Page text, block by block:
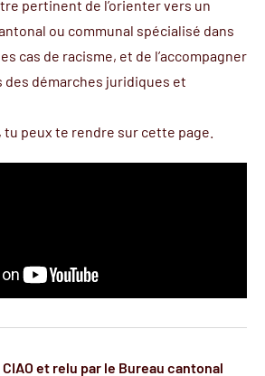
pertinent de l’orienter vers un
ou communal spécialisé dans
cas de racisme, et de l’accompagner
démarches juridiques et
tu peux te rendre sur cette page
CIAO et relu par le Bureau cantonal